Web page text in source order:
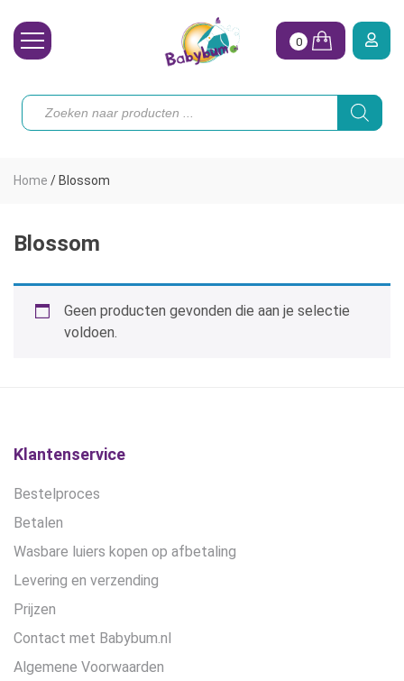
Toebehoren
Koopjes
Hoe begin ik?
0
Producten
zoeken
Home / Blossom
Blossom
Geen producten gevonden die aan je selectie
voldoen.
Klantenservice
Bestelproces
Betalen
Wasbare luiers kopen op afbetaling
Levering en verzending
Prijzen
Contact met Babybum.nl
Algemene Voorwaarden